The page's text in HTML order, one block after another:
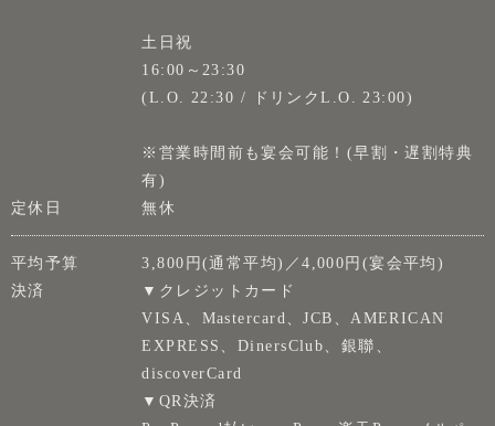
土日祝
16:00～23:30
(L.O. 22:30 / ドリンクL.O. 23:00)
※営業時間前も宴会可能！(早割・遅割特典
有)
定休日
無休
平均予算
3,800円(通常平均)／4,000円(宴会平均)
決済
▼クレジットカード
VISA、Mastercard、JCB、AMERICAN
EXPRESS、DinersClub、銀聯、
discoverCard
▼QR決済